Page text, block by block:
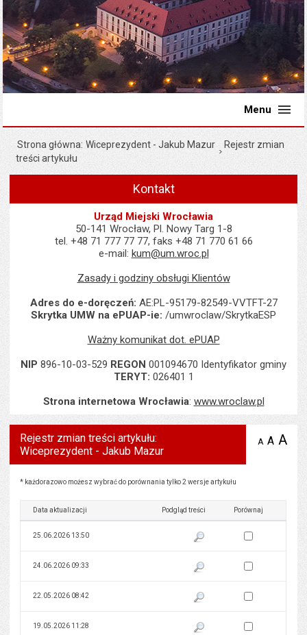
Menu
Strona główna Wiceprezydent - Jakub Mazur
Rejestr zmian
treści artykułu
Kontakt
Urząd Miejski Wrocławia
50-141 Wrocław, Pl. Nowy Targ 1-8
tel. +48 71 777 77 77, faks +48 71 770 61 66
e-mail: kum@um.wroc.pl
Zasady i godziny obsługi Klientów
Adres do e-doręczeń: AE:PL-95179-82549-VVTFT-27
Skrytka UMW na ePUAP-ie: /umwroclaw/SkrytkaESP
Ważny komunikat dot. ePUAP
NIP 896-10-03-529 REGON 001094670 Identyfikator gminy
TERYT: 026401 1
Strona internetowa Wrocławia: www.wroclaw.pl
Rejestr zmian treści artykułu:
Wiceprezydent - Jakub Mazur
A zmniejsz
A A
Rejestr zmian treści artykułu: Wiceprezydent - Jakub Mazur
* każdorazowo możesz wybrać do porównania tylko 2 wersje artykułu
Data aktualizacji Podgląd treści Porównaj
25.06.2026 13:50 Pokaż podgląd wersji z dnia
Zaznacz wersję do
24.06.2026 09:33 Pokaż podgląd wersji z dnia
Zaznacz wersję do
22.05.2026 08:42 Pokaż podgląd wersji z dnia
Zaznacz wersję do
19.05.2026 11:28 Pokaż podgląd wersji z dnia
Zaznacz wersję do